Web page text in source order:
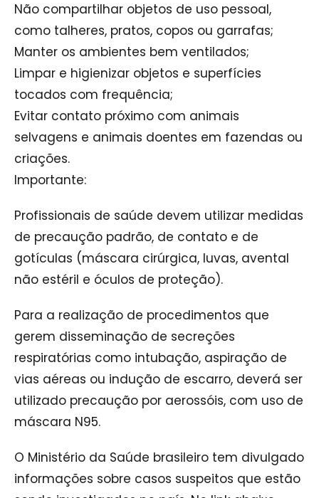
Não compartilhar objetos de uso pessoal,
como talheres, pratos, copos ou garrafas;
Manter os ambientes bem ventilados;
Limpar e higienizar objetos e superfícies
tocados com frequência;
Evitar contato próximo com animais
selvagens e animais doentes em fazendas ou
criações.
Importante:
Profissionais de saúde devem utilizar medidas
de precaução padrão, de contato e de
gotículas (máscara cirúrgica, luvas, avental
não estéril e óculos de proteção).
Para a realização de procedimentos que
gerem disseminação de secreções
respiratórias como intubação, aspiração de
vias aéreas ou indução de escarro, deverá ser
utilizado precaução por aerossóis, com uso de
máscara N95.
O Ministério da Saúde brasileiro tem divulgado
informações sobre casos suspeitos que estão